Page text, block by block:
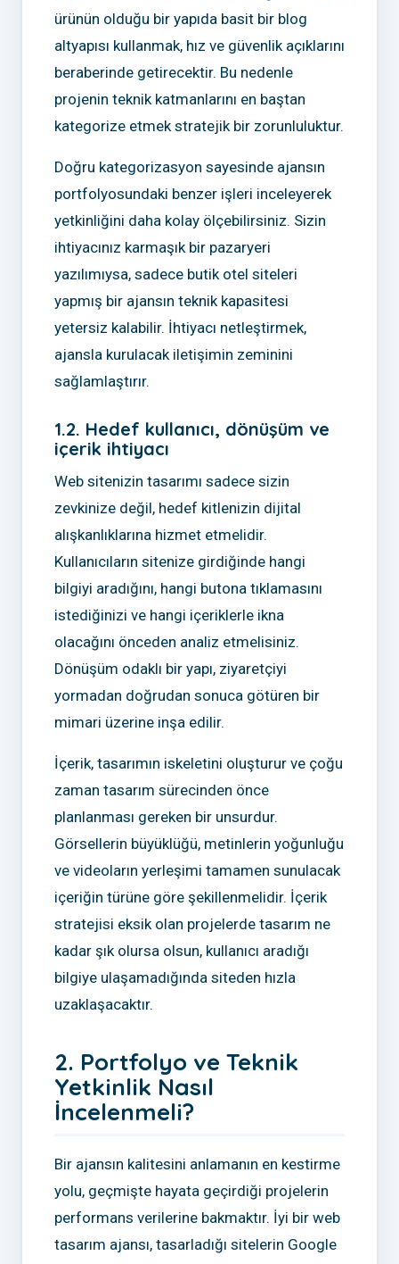
ürünün olduğu bir yapıda basit bir blog
altyapısı kullanmak, hız ve güvenlik açıklarını
beraberinde getirecektir. Bu nedenle
projenin teknik katmanlarını en baştan
kategorize etmek stratejik bir zorunluluktur.
Doğru kategorizasyon sayesinde ajansın
portfolyosundaki benzer işleri inceleyerek
yetkinliğini daha kolay ölçebilirsiniz. Sizin
ihtiyacınız karmaşık bir pazaryeri
yazılımıysa, sadece butik otel siteleri
yapmış bir ajansın teknik kapasitesi
yetersiz kalabilir. İhtiyacı netleştirmek,
ajansla kurulacak iletişimin zeminini
sağlamlaştırır.
1.2. Hedef kullanıcı, dönüşüm ve
içerik ihtiyacı
Web sitenizin tasarımı sadece sizin
zevkinize değil, hedef kitlenizin dijital
alışkanlıklarına hizmet etmelidir.
Kullanıcıların sitenize girdiğinde hangi
bilgiyi aradığını, hangi butona tıklamasını
istediğinizi ve hangi içeriklerle ikna
olacağını önceden analiz etmelisiniz.
Dönüşüm odaklı bir yapı, ziyaretçiyi
yormadan doğrudan sonuca götüren bir
mimari üzerine inşa edilir.
İçerik, tasarımın iskeletini oluşturur ve çoğu
zaman tasarım sürecinden önce
planlanması gereken bir unsurdur.
Görsellerin büyüklüğü, metinlerin yoğunluğu
ve videoların yerleşimi tamamen sunulacak
içeriğin türüne göre şekillenmelidir. İçerik
stratejisi eksik olan projelerde tasarım ne
kadar şık olursa olsun, kullanıcı aradığı
bilgiye ulaşamadığında siteden hızla
uzaklaşacaktır.
2. Portfolyo ve Teknik
Yetkinlik Nasıl
İncelenmeli?
Bir ajansın kalitesini anlamanın en kestirme
yolu, geçmişte hayata geçirdiği projelerin
performans verilerine bakmaktır. İyi bir web
tasarım ajansı, tasarladığı sitelerin Google